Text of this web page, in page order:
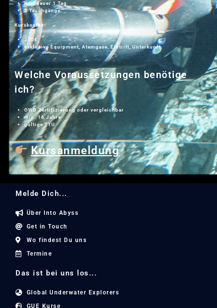
Kursdauer 1 Tag
2 Tauchgänge
Kurskosten:
200€
exklusive Equipment, Atemgase, Eintritt, Unterkunft
Welche Voraussetzungen benötige
ich?
OWD Zertifizierung oder vergleichbar
min. 16 Jahre
gültige TTU
Kursanmeldung
Melde Dich...
Über Into Abyss
Get in Touch
Wo findest Du uns
Termine
Das ist bei uns los...
Global Underwater Explorers
GUE Kurse